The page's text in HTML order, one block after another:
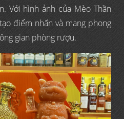
Với hình ảnh của Mèo Thần
điểm nhấn và mang phong
gian phòng rượu.